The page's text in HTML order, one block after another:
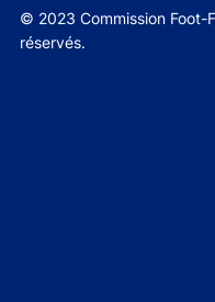
© 2023 Commission Foot-
réservés.